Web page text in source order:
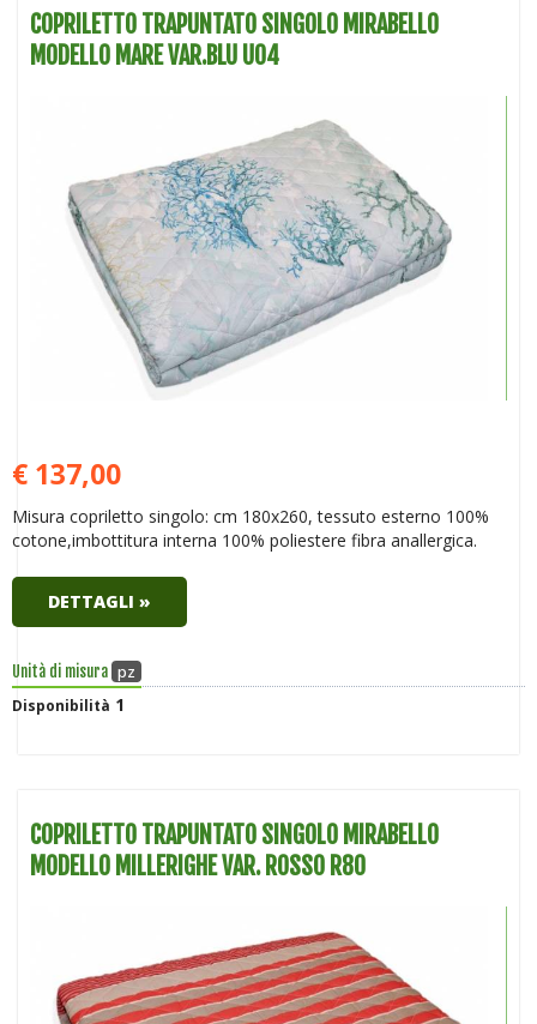
COPRILETTO TRAPUNTATO SINGOLO MIRABELLO
MODELLO MARE VAR.BLU U04
€ 137,00
Misura copriletto singolo: cm 180x260, tessuto esterno 100%
cotone,imbottitura interna 100% poliestere fibra anallergica.
DETTAGLI »
Unità di misura pz
Disponibilità 1
COPRILETTO TRAPUNTATO SINGOLO MIRABELLO
MODELLO MILLERIGHE VAR. ROSSO R80